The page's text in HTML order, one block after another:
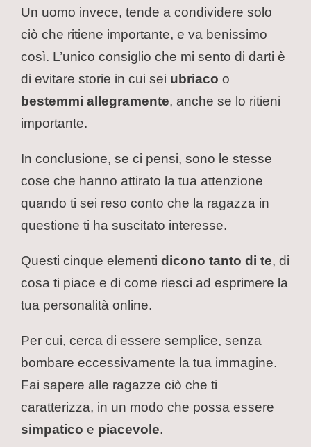
Un uomo invece, tende a condividere solo
ciò che ritiene importante, e va benissimo
così. L’unico consiglio che mi sento di darti è
di evitare storie in cui sei ubriaco o
bestemmi allegramente, anche se lo ritieni
importante.
In conclusione, se ci pensi, sono le stesse
cose che hanno attirato la tua attenzione
quando ti sei reso conto che la ragazza in
questione ti ha suscitato interesse.
Questi cinque elementi dicono tanto di te, di
cosa ti piace e di come riesci ad esprimere la
tua personalità online.
Per cui, cerca di essere semplice, senza
bombare eccessivamente la tua immagine.
Fai sapere alle ragazze ciò che ti
caratterizza, in un modo che possa essere
simpatico e piacevole.